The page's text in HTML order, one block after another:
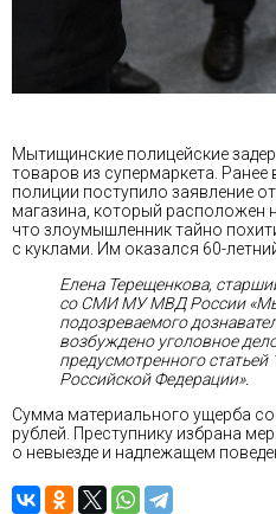
Мытищинские полицейские
товаров из супермаркета. Ранее
полиции поступило заявление
магазина, который расположен
что злоумышленник тайно
с куклами. Им оказался 60-
Елена Терещенкова,
со СМИ МУ МВД России
подозреваемого
возбуждено уголовное
предусмотренного статьей
Российской Федерации».
Сумма материального ущерба
рублей. Преступнику избрана
о невыезде и надлежащем